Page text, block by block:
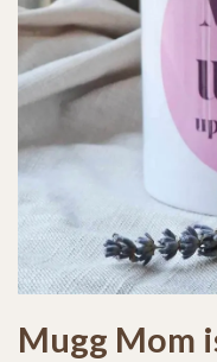
Mugg Mom